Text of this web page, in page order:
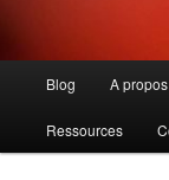
principal
Blog A
Ressources